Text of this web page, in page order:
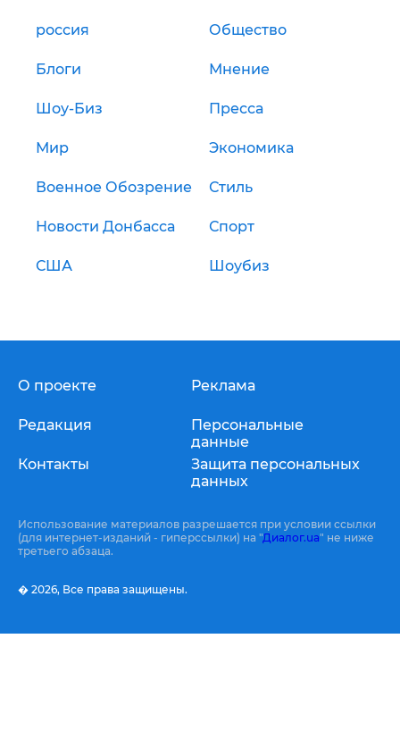
россия Общество
Блоги Мнение
Шоу-Биз Пресса
Мир Экономика
Военное Обозрение Стиль
Новости Донбасса Спорт
США Шоубиз
О проекте
Редакция
Контакты
Реклама
Персональные
данные
Защита персональных
данных
Использование материалов разрешается при условии ссылки
(для интернет-изданий - гиперссылки) на "Диалог.ua" не ниже
третьего абзаца.
� 2026, Все права защищены.